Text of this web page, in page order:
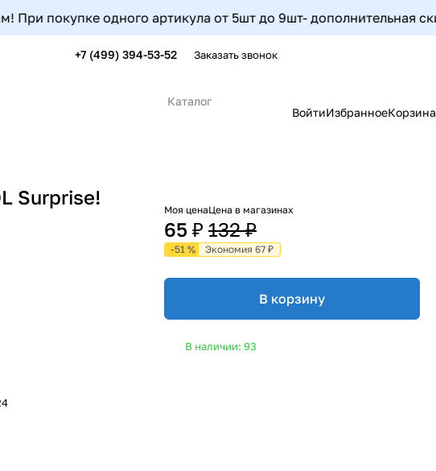
При покупке одного артикула от 5шт до 9шт- дополнительная
+7 (499) 394-53-52 Заказать звонок
Каталог
ВойтиИзбранноеКорзина
Surprise!
Моя цена
65 ₽
Цена в магазинах
132 ₽
-51 % Экономия 67 ₽
В корзину
В наличии: 93